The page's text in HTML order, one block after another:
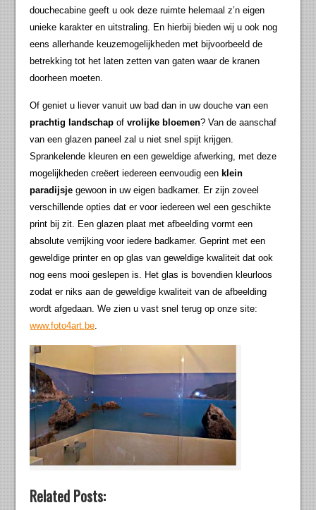
douchecabine geeft u ook deze ruimte helemaal z’n eigen
unieke karakter en uitstraling. En hierbij bieden wij u ook nog
eens allerhande keuzemogelijkheden met bijvoorbeeld de
betrekking tot het laten zetten van gaten waar de kranen
doorheen moeten.
Of geniet u liever vanuit uw bad dan in uw douche van een
prachtig landschap ofvrolijke bloemen? Van de aanschaf
van een glazen paneel zal u niet snel spijt krijgen.
Sprankelende kleuren en een geweldige afwerking, met deze
mogelijkheden creëert iedereen eenvoudig een klein
paradijsje gewoon in uw eigen badkamer. Er zijn zoveel
verschillende opties dat er voor iedereen wel een geschikte
print bij zit. Een glazen plaat met afbeelding vormt een
absolute verrijking voor iedere badkamer. Geprint met een
geweldige printer en op glas van geweldige kwaliteit dat ook
nog eens mooi geslepen is. Het glas is bovendien kleurloos
zodat er niks aan de geweldige kwaliteit van de afbeelding
wordt afgedaan. We zien u vast snel terug op onze site:
www.foto4art.be.
Related Posts: